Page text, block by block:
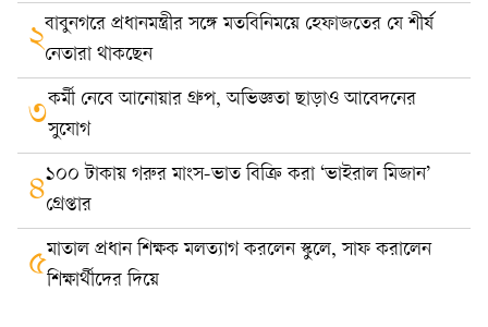
২বাবুনগরে প্রধানমন্ত্রীর সঙ্গে মতবিনিময়ে হেফাজতের যে শীর্ষ
নেতারা থাকছেন
৩কর্মী নেবে আনোয়ার গ্রুপ, অভিজ্ঞতা ছাড়াও আবেদনের
সুযোগ
৪১০০ টাকায় গরুর মাংস-ভাত বিক্রি করা ‘ভাইরাল মিজান’
গ্রেপ্তার
৫মাতাল প্রধান শিক্ষক মলত্যাগ করলেন স্কুলে, সাফ করালেন
শিক্ষার্থীদের দিয়ে